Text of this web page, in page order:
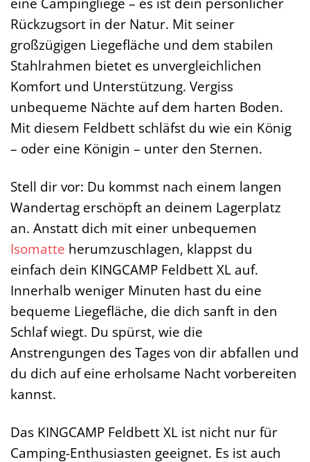
Rückzugsort in der Natur. Mit seiner
großzügigen Liegefläche und dem stabilen
Stahlrahmen bietet es unvergleichlichen
Komfort und Unterstützung. Vergiss
unbequeme Nächte auf dem harten Boden.
Mit diesem Feldbett schläfst du wie ein König
– oder eine Königin – unter den Sternen.
Stell dir vor: Du kommst nach einem langen
Wandertag erschöpft an deinem Lagerplatz
an. Anstatt dich mit einer unbequemen
Isomatte herumzuschlagen, klappst du
einfach dein KINGCAMP Feldbett XL auf.
Innerhalb weniger Minuten hast du eine
bequeme Liegefläche, die dich sanft in den
Schlaf wiegt. Du spürst, wie die
Anstrengungen des Tages von dir abfallen und
du dich auf eine erholsame Nacht vorbereiten
kannst.
Das KINGCAMP Feldbett XL ist nicht nur für
Camping-Enthusiasten geeignet. Es ist auch